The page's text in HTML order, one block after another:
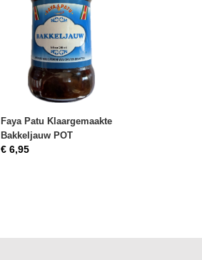
Faya Patu Klaargemaakte
Bakkeljauw POT
€ 6,95